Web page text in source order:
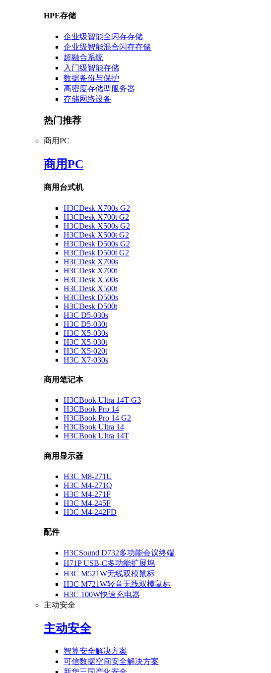
HPE存储
企业级智能全闪存存储
企业级智能混合闪存存储
超融合系统
入门级智能存储
数据备份与保护
高密度存储型服务器
存储网络设备
热门推荐
商用PC
商用PC
商用台式机
H3CDesk X700s G2
H3CDesk X700t G2
H3CDesk X500s G2
H3CDesk X500t G2
H3CDesk D500s G2
H3CDesk D500t G2
H3CDesk X700s
H3CDesk X700t
H3CDesk X500s
H3CDesk X500t
H3CDesk D500s
H3CDesk D500t
H3C D5-030s
H3C D5-030t
H3C X5-030s
H3C X5-030t
H3C X5-020t
H3C X7-030s
商用笔记本
H3CBook Ultra 14T G3
H3CBook Pro 14
H3CBook Pro 14 G2
H3CBook Ultra 14
H3CBook Ultra 14T
商用显示器
H3C M8-271U
H3C M4-271Q
H3C M4-271F
H3C M4-245F
H3C M4-242FD
配件
H3CSound D732多功能会议终端
H71P USB-C多功能扩展坞
H3C M521W无线双模鼠标
H3C M721W轻音无线双模鼠标
H3C 100W快速充电器
主动安全
主动安全
智算安全解决方案
可信数据空间安全解决方案